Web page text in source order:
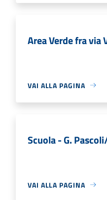
Area Verde fra via
VAI ALLA PAGINA
Scuola - G.
VAI ALLA PAGINA